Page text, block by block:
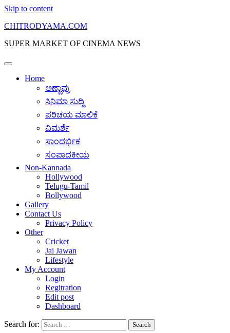
Skip to content
CHITRODYAMA.COM
SUPER MARKET OF CINEMA NEWS
Home
ಅಣ್ಣಾವ್ರು
ಸಿನಿಮಾ ಸುದ್ದಿ
ಪರಿಚಯ ಮಾಲಿಕೆ
ವಿಮರ್ಶೆ
ಸಾಂದರ್ಭಿಕ
ಸಂಪಾದಕೀಯ
Non-Kannada
Hollywood
Telugu-Tamil
Bollywood
Gallery
Contact Us
Privacy Policy
Other
Cricket
Jai Jawan
Lifestyle
My Account
Login
Regitration
Edit post
Dashboard
Search for: